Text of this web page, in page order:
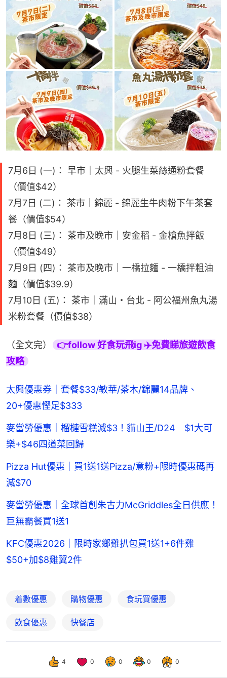
7月6日 (一)： 早市｜太興 - 火腿生菜絲通粉套餐
（價值$42）
7月7日 (二)： 茶市｜錦麗 - 錦麗生牛肉粉下午茶套
餐（價值$54）
7月8日 (三)： 茶市及晚市｜安金稻 - 金槍魚拌飯
（價值$49）
7月9日 (四)： 茶市及晚市｜一橋拉麵 - 一橋拌粗油
麵（價值$39.9）
7月10日 (五)： 茶市｜滿山・台北 - 阿公福州魚丸湯
米粉套餐（價值$38）
（全文完）
👉follow 好食玩飛ig ✈️免費睇旅遊飲食
攻略
太興優惠券｜套餐$33/敏華/茶木/錦麗14品牌、
20+優惠慳足$333
麥當勞優惠｜榴槤雪糕減$3！貓山王/D24 $1大可
樂+$46四道菜回歸
Pizza Hut優惠｜買1送1送Pizza/意粉+限時優惠碼再
減$70
麥當勞優惠｜全球首創朱古力McGriddles全日供應！
巨無霸餐買1送1
KFC優惠2026｜限時家鄉雞扒包買1送1+6件雞
$50+加$8雞翼2件
着數優惠 購物優惠 食玩買優惠
飲食優惠 快餐店
4 0 0 0 0